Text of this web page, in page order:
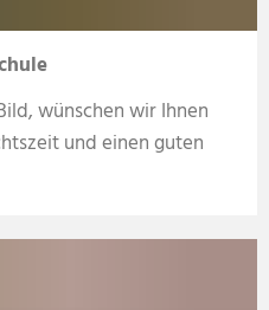
wünschen wir Ihnen
und einen guten